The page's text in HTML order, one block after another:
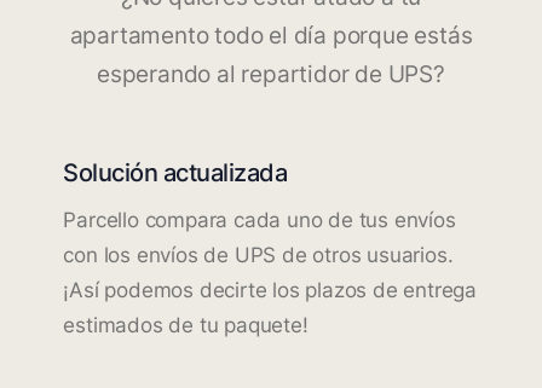
apartamento todo el día porque estás
esperando al repartidor de UPS?
Solución actualizada
Parcello compara cada uno de tus envíos
con los envíos de UPS de otros usuarios.
¡Así podemos decirte los plazos de entrega
estimados de tu paquete!